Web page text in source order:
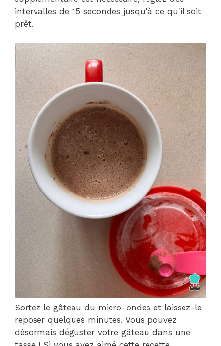
intervalles de 15 secondes jusqu'à ce qu'il soit
prêt.
Sortez le gâteau du micro-ondes et laissez-le
reposer quelques minutes. Vous pouvez
désormais déguster votre gâteau dans une